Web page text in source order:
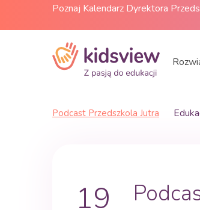
Poznaj Kalendarz Dyrektora
Podcast Przedszkola Jutra
19